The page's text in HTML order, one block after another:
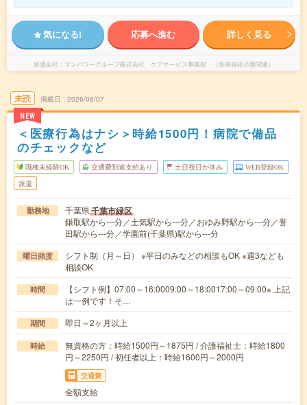
気になる! 応募へ進む 詳しく見る
派遣会社 マンパワーグループ株式会社 ケアサービス事業部 （医療福祉介護関連）
未読
NEW
掲載日 2026/08/07
＜医療行為はナシ＞時給1500円！病院で備品
のチェックなど
職種未経験OK 交通費別途支給あり 土日祝日が休み WEB登録OK
派遣
勤務地 千葉県千葉市緑区
鎌取駅から---分／土気駅から---分／おゆみ野駅から---分／誉
田駅から---分／学園前(千葉県)駅から---分
曜日頻度
シフト制（月～日） ※平日のみなどの相談もOK ※週3なども
相談OK
時間
【シフト例】07:00～16:0009:00～18:0017:00～09:00※ 上記
は一例です！そ…
期間 即日～2ヶ月以上
時給
無資格の方：時給1500円～1875円 / 介護福祉士：時給1800
円～2250円 / 初任者以上：時給1600円～2000円
交通費
全額支給